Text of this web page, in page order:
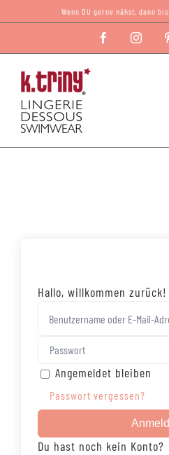
Inhalt
Wenn DU gerne nähst, dann
Facebook
Hallo, willkommen zurück!
Angemeldet bleiben
Passwort vergessen?
Du hast noch kein Konto?